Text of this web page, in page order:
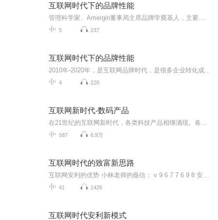
互联网时代下的品牌性能
5 237
互联网时代下的品牌性能
4 228
互联网新时代-数码产品
587 6.9万
互联网时代的致富新思路
41 1426
互联网时代安利新模式